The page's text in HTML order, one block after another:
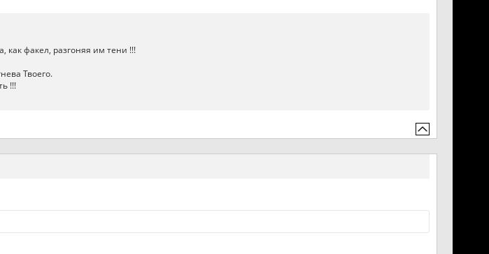
факел, разгоняя им тени !!!
Твоего.
!!!